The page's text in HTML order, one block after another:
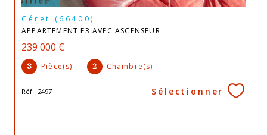
Céret (66400)
APPARTEMENT F3 AVEC ASCENSEUR
239 000 €
3 Pièce(s) 2 Chambre(s)
Réf : 2497 Sélectionner